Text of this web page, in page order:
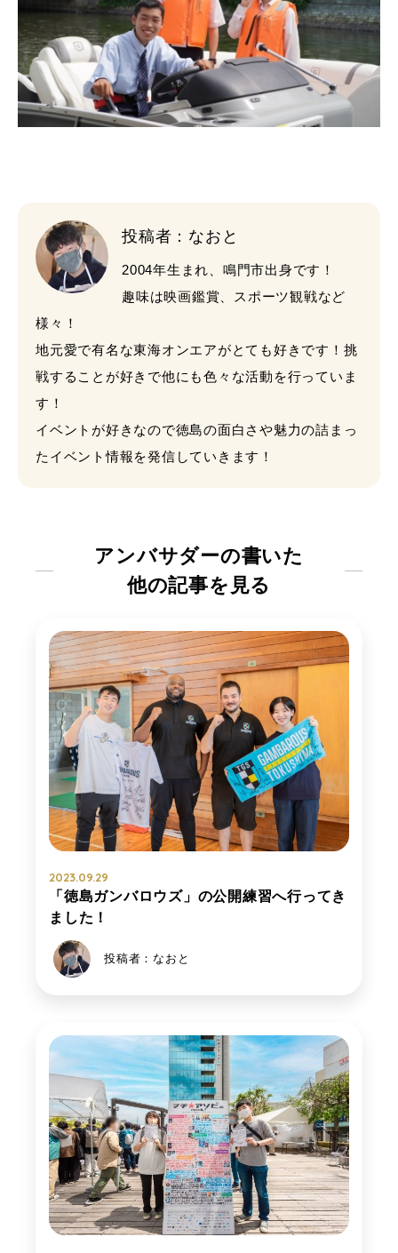
投稿者：なおと
2004年生まれ、鳴門市出身です！
趣味は映画鑑賞、スポーツ観戦など
様々！
地元愛で有名な東海オンエアがとても好きです！挑
戦することが好きで他にも色々な活動を行っていま
す！
イベントが好きなので徳島の面白さや魅力の詰まっ
たイベント情報を発信していきます！
アンバサダーの書いた
他の記事を見る
2023.09.29
「徳島ガンバロウズ」の公開練習へ行ってき
ました！
投稿者：なおと